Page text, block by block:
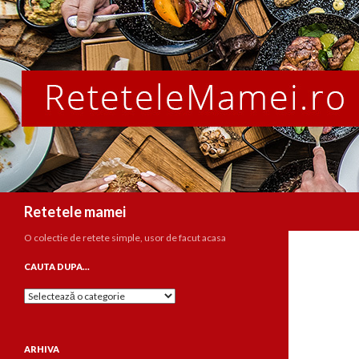
Retetele mamei
O colectie de retete simple, usor de facut acasa
CAUTA DUPA…
Cauta
ARHIVA